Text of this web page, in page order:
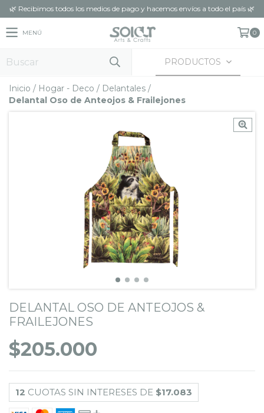
🌿 Recibimos todos los medios de pago y hacemos envíos a todo el país 🌿
MENÚ 0
PRODUCTOS
Inicio / Hogar - Deco / Delantales /
Delantal Oso de Anteojos & Frailejones
DELANTAL OSO DE ANTEOJOS &
FRAILEJONES
$205.000
12 CUOTAS SIN INTERESES DE $17.083